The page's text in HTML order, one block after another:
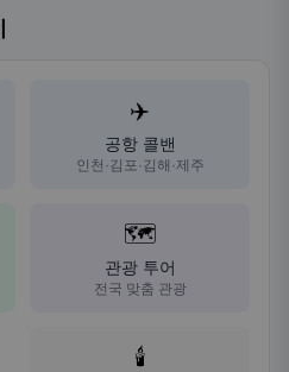
✈️
공항 콜밴
인천·김포·김해·제주
🗺️
관광 투어
전국 맞춤 관광
🕯️